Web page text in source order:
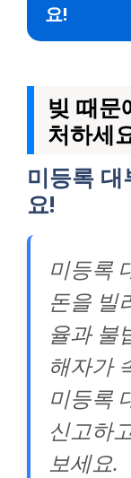
요!
빚 때문
처하세
미등록
요!
미등록
돈을 빌
율과 불
해자가
미등록
신고하
보세요.